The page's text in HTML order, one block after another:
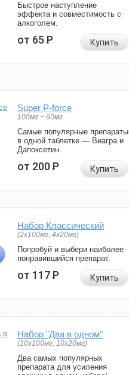
Быстрое наступление
эффекта и совместимость с
алкоголем.
от 65Р Купить
Super P-force
100мг + 60мг
Самые популярные препараты
в одной таблетке — Виагра и
Дапоксетин.
от 200Р Купить
Набор Классический
(2x100мг, 4x20мг)
Попробуй и выбери наиболее
понравившийся препарат.
от 117Р Купить
Набор "Два в одном"
(10x100мг, 10x20мг)
Два самых популярных
препарата для усиления